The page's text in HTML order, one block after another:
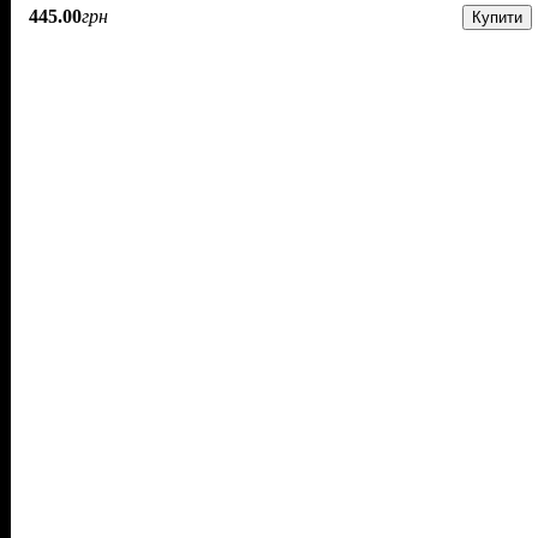
445.00грн Купити